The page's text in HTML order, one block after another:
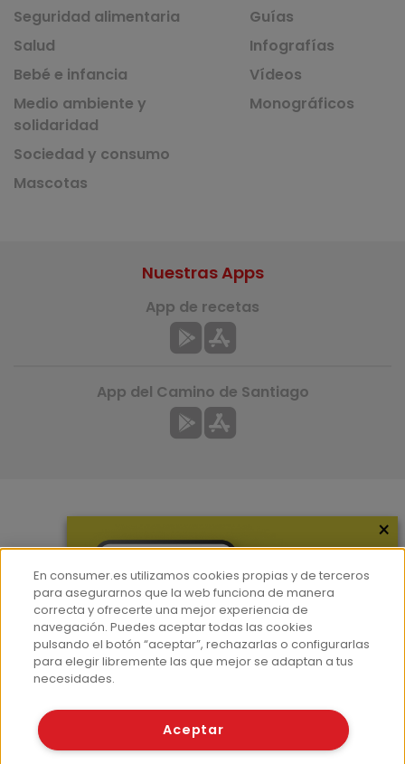
Seguridad alimentaria
Salud
Bebé e infancia
Medio ambiente y
solidaridad
Sociedad y consumo
Mascotas
Guías
Infografías
Vídeos
Monográficos
Hemeroteca
Contacto
Prensa
Corpus Lingüístico Consumer
Nuestras Apps
App de recetas
App del Camino de Santiago
© Fundación EROSKI
×
En consumer.es utilizamos cookies propias y de terceros
para asegurarnos que la web funciona de manera
correcta y ofrecerte una mejor experiencia de
navegación. Puedes aceptar todas las cookies
pulsando el botón “aceptar”, rechazarlas o configurarlas
para elegir libremente las que mejor se adaptan a tus
necesidades.
Aceptar